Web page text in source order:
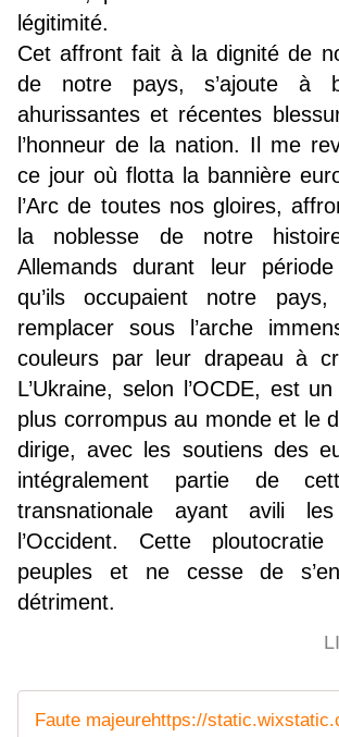
légitimité.
Cet affront fait à la dignité de
de notre pays, s’ajoute à
ahurissantes et récentes
l’honneur de la nation. Il me
ce jour où flotta la bannière
l’Arc de toutes nos gloires,
la noblesse de notre
Allemands durant leur
qu’ils occupaient notre
remplacer sous l’arche
couleurs par leur drapeau à
L’Ukraine, selon l’OCDE, est
plus corrompus au monde et le
dirige, avec les soutiens des
intégralement partie de
transnationale ayant avili
l’Occident. Cette
peuples et ne cesse de
détriment.